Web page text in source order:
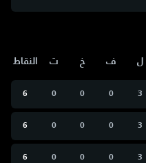
ل ف خ ت النقاط
3
0
0
0
6
3
0
0
0
6
3
0
0
0
6